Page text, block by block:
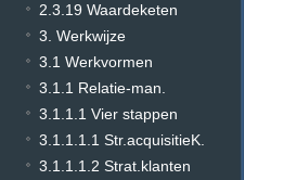
2.3.19 Waardeketen
3. Werkwijze
3.1 Werkvormen
3.1.1 Relatie-man.
3.1.1.1 Vier stappen
3.1.1.1.1 Str.acquisitieK.
3.1.1.1.2 Strat.klanten